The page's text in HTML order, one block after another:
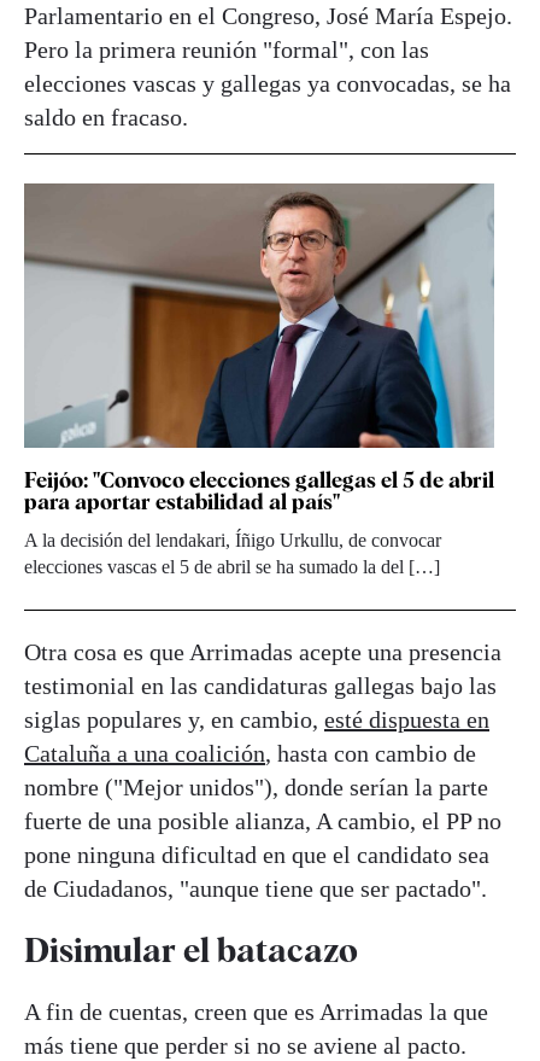
Parlamentario en el Congreso, José María Espejo.
Pero la primera reunión "formal", con las
elecciones vascas y gallegas ya convocadas, se ha
saldo en fracaso.
Feijóo: "Convoco elecciones gallegas el 5 de abril
para aportar estabilidad al país"
A la decisión del lendakari, Íñigo Urkullu, de convocar
elecciones vascas el 5 de abril se ha sumado la del […]
Otra cosa es que Arrimadas acepte una presencia
testimonial en las candidaturas gallegas bajo las
siglas populares y, en cambio, esté dispuesta en
Cataluña a una coalición, hasta con cambio de
nombre ("Mejor unidos"), donde serían la parte
fuerte de una posible alianza, A cambio, el PP no
pone ninguna dificultad en que el candidato sea
de Ciudadanos, "aunque tiene que ser pactado".
Disimular el batacazo
A fin de cuentas, creen que es Arrimadas la que
más tiene que perder si no se aviene al pacto.